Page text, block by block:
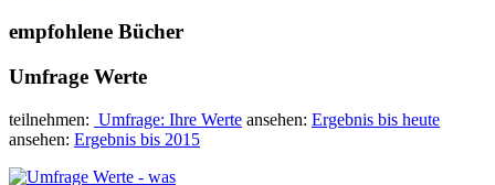
empfohlene Bücher
Umfrage Werte
teilnehmen: Umfrage: Ihre Werte ansehen: Ergebnis bis heute
ansehen: Ergebnis bis 2015